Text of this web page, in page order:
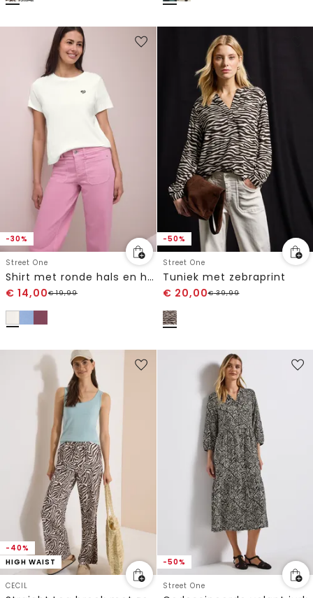
-30%
Street One
Shirt met ronde hals en hartdetail
€ 14,00€19,99
-50%
Street One
Tuniek met zebraprint
€ 20,00€39,99
-40%
HIGH WAIST
CECIL
-50%
Street One